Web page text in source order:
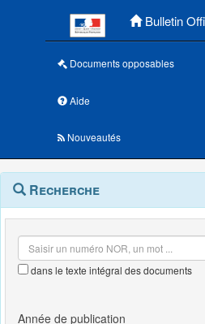
Bulletin
Documents opposables
Aide
Nouveautés
Navigation
outils
Menu
contextuel
Recherche
dans le texte intégral des documents